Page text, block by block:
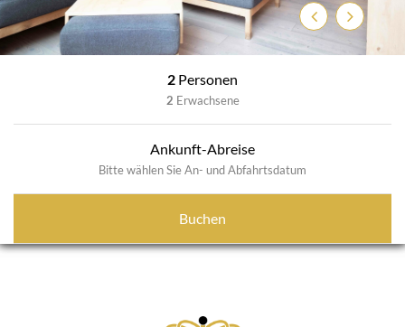
Previous
Next
2 Personen
2 Erwachsene
Ankunft-Abreise
Bitte wählen Sie An- und Abfahrtsdatum
Buchen